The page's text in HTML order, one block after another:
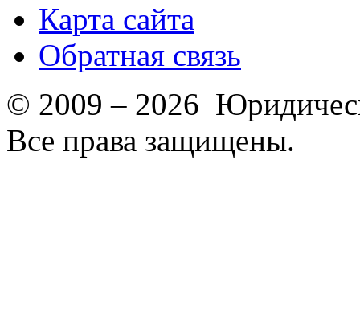
Карта сайта
Обратная связь
© 2009 – 2026
Все права защищены.